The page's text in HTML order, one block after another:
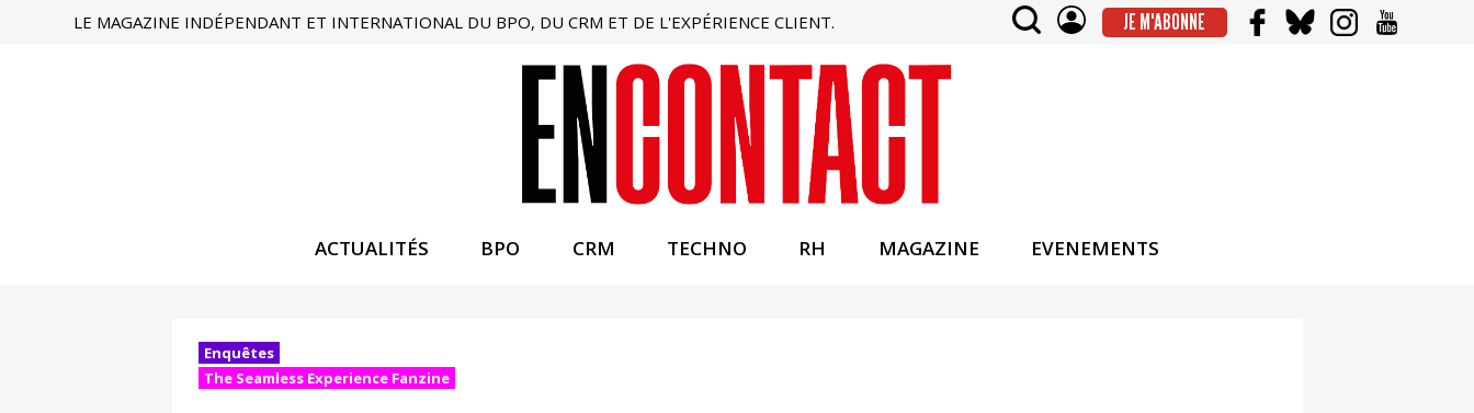
LE MAGAZINE INDÉPENDANT ET INTERNATIONAL DU BPO, DU CRM ET DE L'EXPÉRIENCE CLIENT. JE M'ABONNE
ACTUALITÉS BPO CRM TECHNO RH MAGAZINE EVENEMENTS
Enquêtes
The Seamless Experience Fanzine